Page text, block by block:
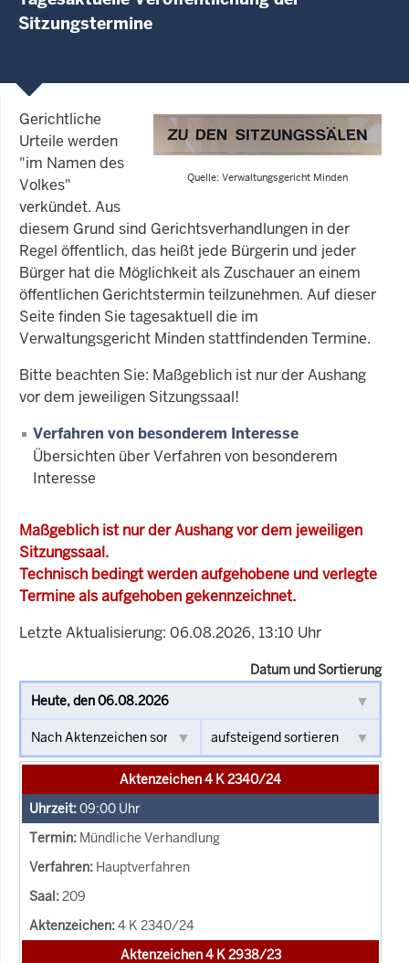
Sitzungstermine
Quelle: Verwaltungsgericht Minden
Gerichtliche
Urteile werden
"im Namen des
Volkes"
verkündet. Aus
diesem Grund sind Gerichtsverhandlungen in der
Regel öffentlich, das heißt jede Bürgerin und jeder
Bürger hat die Möglichkeit als Zuschauer an einem
öffentlichen Gerichtstermin teilzunehmen. Auf dieser
Seite finden Sie tagesaktuell die im
Verwaltungsgericht Minden stattfindenden Termine.
Bitte beachten Sie: Maßgeblich ist nur der Aushang
vor dem jeweiligen Sitzungssaal!
Verfahren von besonderem Interesse
Übersichten über Verfahren von besonderem
Interesse
Maßgeblich ist nur der Aushang vor dem jeweiligen
Sitzungssaal.
Technisch bedingt werden aufgehobene und verlegte
Termine als aufgehoben gekennzeichnet.
Letzte Aktualisierung: 06.08.2026, 13:10 Uhr
Datum und Sortierung
Aktenzeichen 4 K 2340/24
09:00 Uhr
Mündliche Verhandlung
Hauptverfahren
209
4 K 2340/24
Aktenzeichen 4 K 2938/23